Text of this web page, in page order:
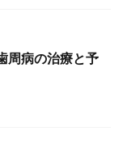
周病の治療と予